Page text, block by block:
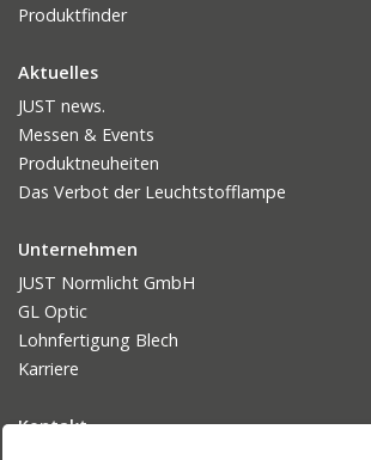
Produktfinder
Aktuelles
JUST news.
Messen & Events
Produktneuheiten
Das Verbot der Leuchtstofflampe
Unternehmen
JUST Normlicht GmbH
GL Optic
Lohnfertigung Blech
Karriere
Kontakt